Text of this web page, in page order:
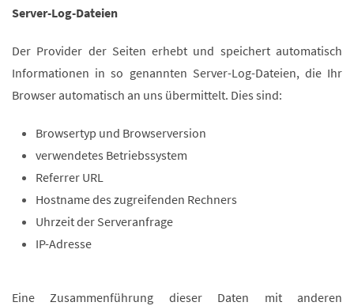
Server-Log-Dateien
Der Provider der Seiten erhebt und speichert automatisch
Informationen in so genannten Server-Log-Dateien, die Ihr
Browser automatisch an uns übermittelt. Dies sind:
Browsertyp und Browserversion
verwendetes Betriebssystem
Referrer URL
Hostname des zugreifenden Rechners
Uhrzeit der Serveranfrage
IP-Adresse
Eine Zusammenführung dieser Daten mit anderen